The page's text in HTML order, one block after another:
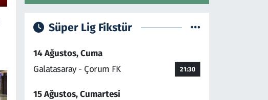
Süper Lig Fikstür
14 Ağustos, Cuma
Galatasaray - Çorum FK
21:30
15 Ağustos, Cumartesi